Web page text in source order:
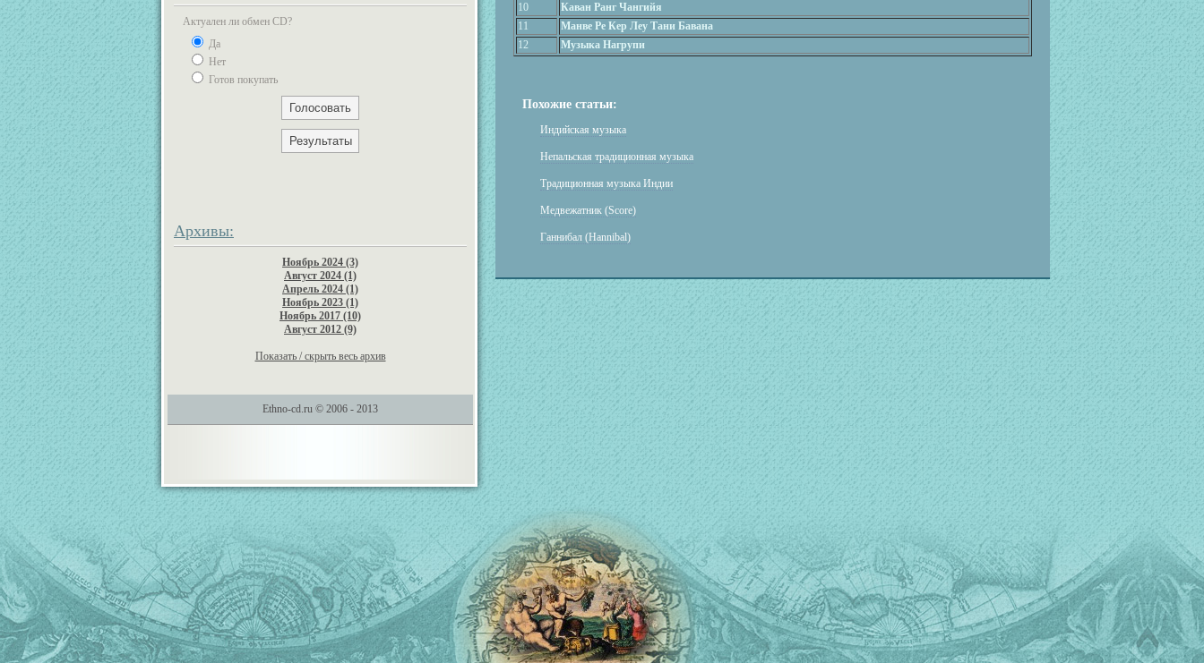
Актуален ли обмен CD?
Да
Нет
Готов покупать
Архивы:
Ноябрь 2024 (3)
Август 2024 (1)
Апрель 2024 (1)
Ноябрь 2023 (1)
Ноябрь 2017 (10)
Август 2012 (9)
Показать / скрыть весь архив
Ethno-cd.ru © 2006 - 2013
10
Каван Ранг Чангийя
11
Манве Ре Кер Леу Тани Бавана
12
Музыка Нагрупи
Похожие статьи:
Индийская музыка
Непальская традиционная музыка
Традиционная музыка Индии
Медвежатник (Score)
Ганнибал (Hannibal)